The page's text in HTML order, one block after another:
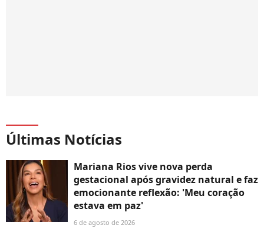
Últimas Notícias
Mariana Rios vive nova perda
gestacional após gravidez natural e faz
emocionante reflexão: 'Meu coração
estava em paz'
6 de agosto de 2026